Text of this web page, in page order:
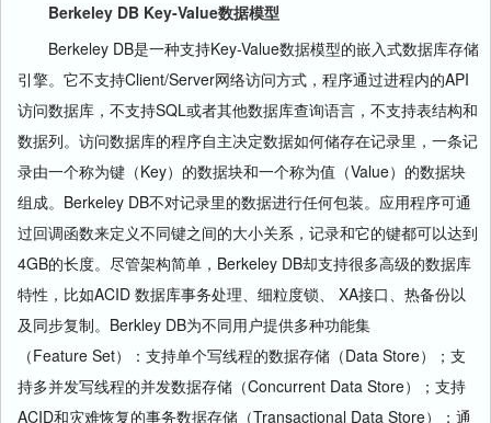
Berkeley DB Key-Value数据模型
Berkeley DB是一种支持Key-Value数据模型的嵌入式数据库存储
引擎。它不支持Client/Server网络访问方式，程序通过进程内的API
访问数据库，不支持SQL或者其他数据库查询语言，不支持表结构和
数据列。访问数据库的程序自主决定数据如何储存在记录里，一条记
录由一个称为键（Key）的数据块和一个称为值（Value）的数据块
组成。Berkeley DB不对记录里的数据进行任何包装。应用程序可通
过回调函数来定义不同键之间的大小关系，记录和它的键都可以达到
4GB的长度。尽管架构简单，Berkeley DB却支持很多高级的数据库
特性，比如ACID 数据库事务处理、细粒度锁、 XA接口、热备份以
及同步复制。Berkley DB为不同用户提供多种功能集
（Feature Set）：支持单个写线程的数据存储（Data Store）；支
持多并发写线程的并发数据存储（Concurrent Data Store）；支持
ACID和灾难恢复的事务数据存储（Transactional Data Store）；通